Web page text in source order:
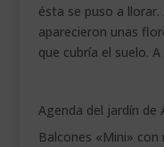
ésta se puso a
aparecieron unas
que cubría el suelo.
Agenda del jardín de
Balcones «Mini»